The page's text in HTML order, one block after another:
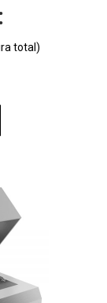
total)